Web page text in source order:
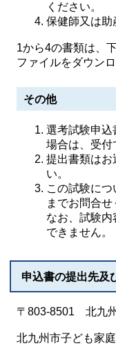
ください。
保健師又は助
1から4の書類は、
ファイルをダウン
その他
選考試験申込
場合は、受付
提出書類はお
い。
この試験に
までお問合せ
なお、試験内
できません。
申込書の提出先及
〒803-8501 北九
北九州市子ども家